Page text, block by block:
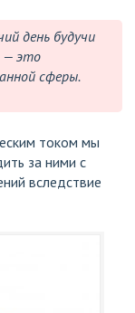
день будучи
— это
сферы.
током мы
за ними с
вследствие